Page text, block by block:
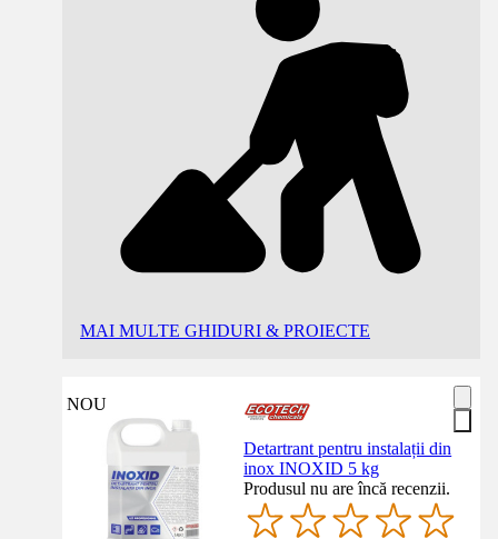
MAI MULTE GHIDURI & PROIECTE
NOU
Detartrant pentru instalații din
inox INOXID 5 kg
Produsul nu are încă recenzii.